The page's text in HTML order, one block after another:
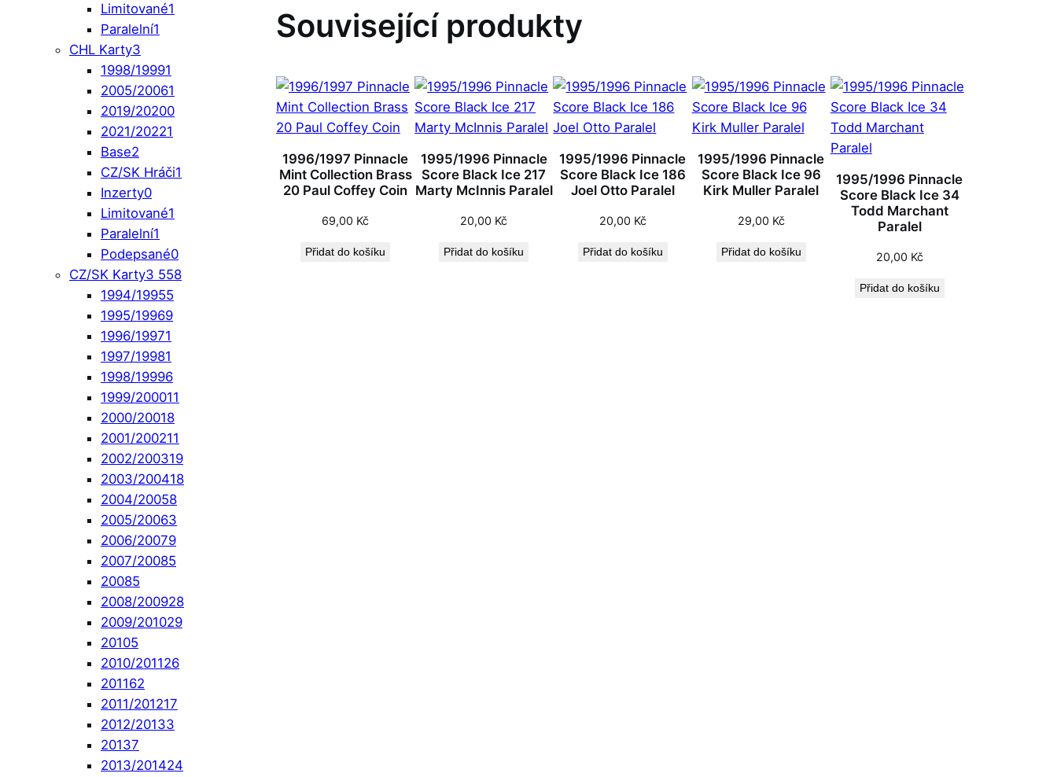
Limitované1
Paralelní1
CHL Karty3
1998/19991
2005/20061
2019/20200
2021/20221
Base2
CZ/SK Hráči1
Inzerty0
Limitované1
Paralelní1
Podepsané0
CZ/SK Karty3 558
1994/19955
1995/19969
1996/19971
1997/19981
1998/19996
1999/200011
2000/20018
2001/200211
2002/200319
2003/200418
2004/20058
2005/20063
2006/20079
2007/20085
20085
2008/200928
2009/201029
20105
2010/201126
201162
2011/201217
2012/20133
20137
2013/201424
Související produkty
1996/1997 Pinnacle
Mint Collection Brass
20 Paul Coffey Coin
69,00 Kč
Přidat do košíku
1995/1996 Pinnacle
Score Black Ice 217
Marty McInnis Paralel
20,00 Kč
Přidat do košíku
1995/1996 Pinnacle
Score Black Ice 186
Joel Otto Paralel
20,00 Kč
Přidat do košíku
1995/1996 Pinnacle
Score Black Ice 96
Kirk Muller Paralel
29,00 Kč
Přidat do košíku
1995/1996 Pinnacle
Score Black Ice 34
Todd Marchant
Paralel
20,00 Kč
Přidat do košíku